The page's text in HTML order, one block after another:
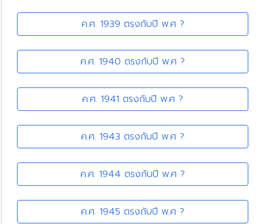
ค.ศ. 1939 ตรงกับปี พ.ศ ?
ค.ศ. 1940 ตรงกับปี พ.ศ ?
ค.ศ. 1941 ตรงกับปี พ.ศ ?
ค.ศ. 1943 ตรงกับปี พ.ศ ?
ค.ศ. 1944 ตรงกับปี พ.ศ ?
ค.ศ. 1945 ตรงกับปี พ.ศ ?